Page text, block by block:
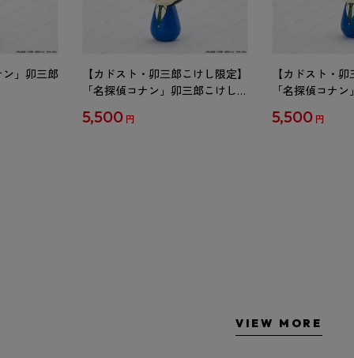
」卯三郎
【カドスト・卯三郎こけし限定】
「名探偵コナン」卯三郎こけし
5,500 円
【カドスト・
「名探偵コナ
5,500 円
VIEW MORE